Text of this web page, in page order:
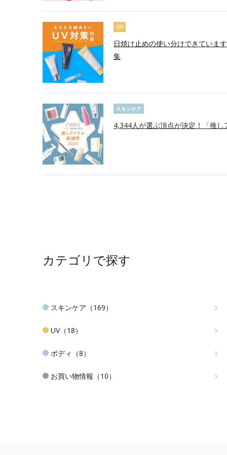
UV
日焼け止めの使い分けできていま
集
スキンケア
4,344人が選ぶ頂点が決定！「推
カテゴリで探す
スキンケア（169）
UV（18）
ボディ（8）
お買い物情報（10）